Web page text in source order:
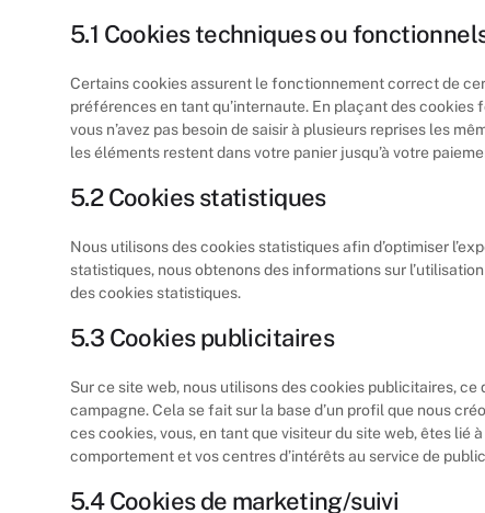
5.1 Cookies techniques ou
Certains cookies assurent le fonctionnement correct de
préférences en tant qu’internaute. En plaçant des
vous n’avez pas besoin de saisir à plusieurs reprises les
les éléments restent dans votre panier jusqu’à votre
5.2 Cookies statistiques
Nous utilisons des cookies statistiques afin d’optimiser
statistiques, nous obtenons des informations sur
des cookies statistiques.
5.3 Cookies publicitaires
Sur ce site web, nous utilisons des cookies publicitaires,
campagne. Cela se fait sur la base d’un profil que nous
ces cookies, vous, en tant que visiteur du site web, êtes lié
comportement et vos centres d’intérêts au service de
5.4 Cookies de marketing/suivi